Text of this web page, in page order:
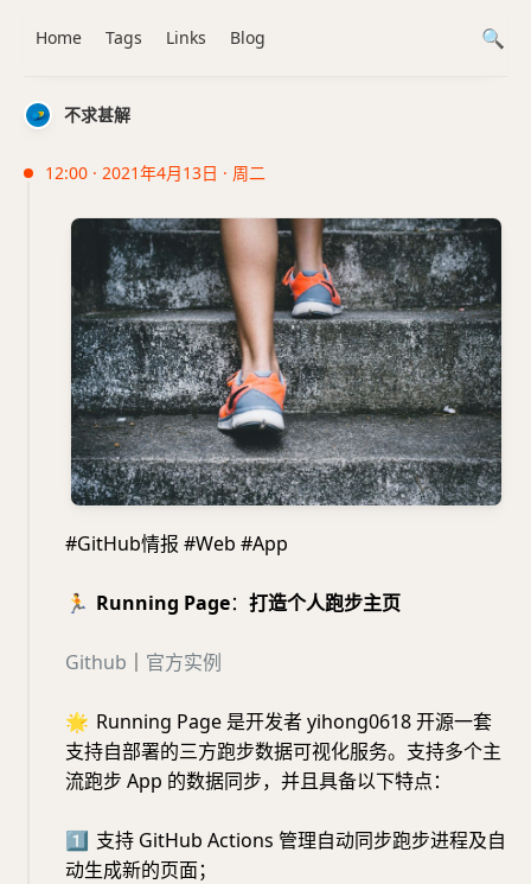
不求甚解
12:00 · 2021年4月13日 · 周二
#GitHub情报 #Web #App
🏃 Running Page： 打造个人跑步主页
Github 官方实例
🌟 Running Page 是开发者 yihong0618 开源一套
支持自部署的三方跑步数据可视化服务。支持多个主
流跑步 App 的数据同步，并且具备以下特点：
1⃣️ 支持 GitHub Actions 管理自动同步跑步进程及自
动生成新的页面；
Home Tags Links Blog